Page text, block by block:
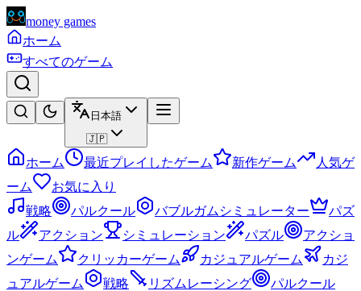
money games
ホーム
すべてのゲーム
日本語
🇯🇵
ホーム 最近プレイしたゲーム 新作ゲーム
人気ゲ
ーム
お気に入り
戦略
パルクール バブルガムシミュレーター
パズ
ル
アクション シミュレーション パズル
アクショ
ンゲーム
クリッカーゲーム カジュアルゲーム
カジ
ュアルゲーム
戦略 リズムレーシング
パルクール